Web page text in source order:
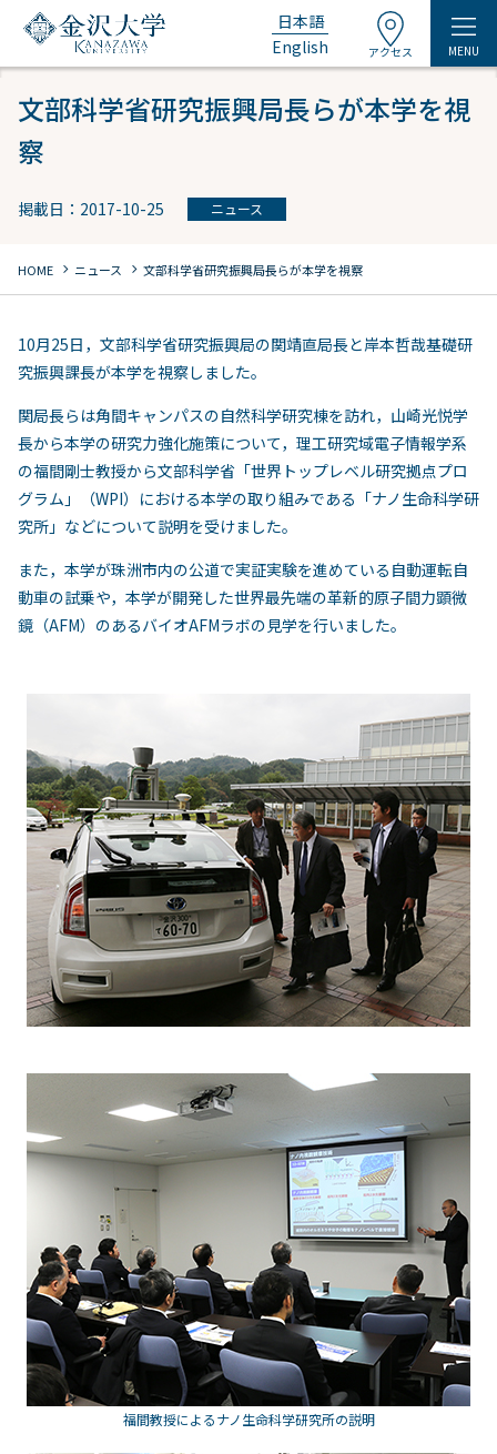
日本語
English
アクセス MENU
文部科学省研究振興局長らが本学を視
察
掲載日：2017-10-25 ニュース
HOME chevron_right ニュース chevron_right 文部科学省研究振興局長らが本学を視察
10月25日，文部科学省研究振興局の関靖直局長と岸本哲哉基礎研
究振興課長が本学を視察しました。
関局長らは角間キャンパスの自然科学研究棟を訪れ，山崎光悦学
長から本学の研究力強化施策について，理工研究域電子情報学系
の福間剛士教授から文部科学省「世界トップレベル研究拠点プロ
グラム」（WPI）における本学の取り組みである「ナノ生命科学研
究所」などについて説明を受けました。
また，本学が珠洲市内の公道で実証実験を進めている自動運転自
動車の試乗や，本学が開発した世界最先端の革新的原子間力顕微
鏡（AFM）のあるバイオAFMラボの見学を行いました。
福間教授によるナノ生命科学研究所の説明